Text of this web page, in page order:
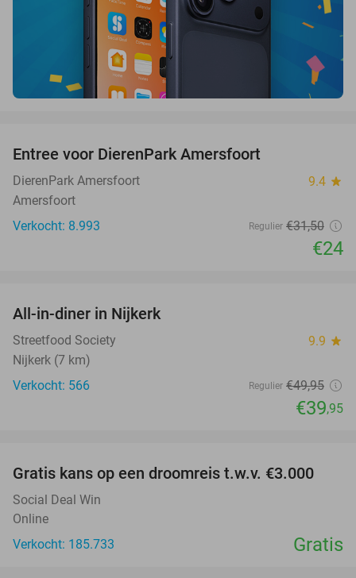
Entree voor DierenPark Amersfoort
DierenPark Amersfoort 9.4 star
Amersfoort
Verkocht: 8.993
Regulier €31,50
€24
All-in-diner in Nijkerk
Streetfood Society 9.9 star
Nijkerk (7 km)
Verkocht: 566
Regulier €49,95
€39,95
Gratis kans op een droomreis t.w.v. €3.000
Social Deal Win
Online
Verkocht: 185.733
Gratis